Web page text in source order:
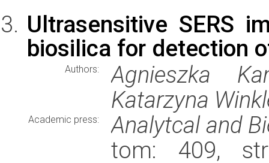
Ultrasensitive SERS
biosilica for detection
Authors:
Agnieszka
Katarzyna
Academic press:
Analytcal and
tom: 409,